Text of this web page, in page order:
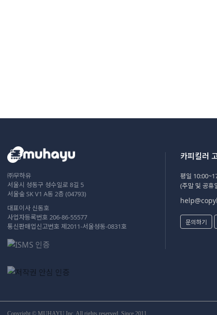
㈜무하유
서울시 성동구 성수일로 8길 5
서울숲 SK V1 A동 2층 (04793)
대표이사 신동호
사업자등록번호 206-86-55577
통신판매업신고번호 제2011-서울성동-0831호
카피킬러
평일
(주말 및 공휴
문의하기
Copyright © MUHAYU Inc. All rights reserved. Since 2011